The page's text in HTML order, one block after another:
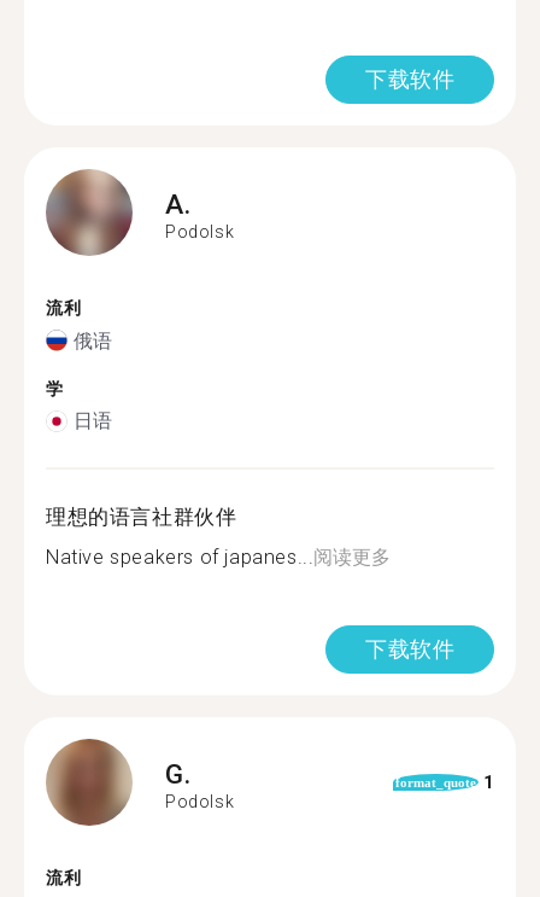
下载软件
A.
Podolsk
流利
俄语
学
日语
理想的语言社群伙伴
Native speakers of japanes...阅读更多
下载软件
G.
Podolsk
format_quote 1
流利